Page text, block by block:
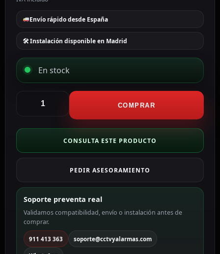
Envío rápido desde España
🛠 Instalación disponible en Madrid
En stock
Batería
BATT-
U
cantidad
COMPRAR
CONSULTA ESTE PRODUCTO
PEDIR ASESORAMIENTO
Soporte preventa real
Validamos compatibilidad, envío o instalación antes de
comprar.
911 413 363 soporte@cctvyalarmas.com